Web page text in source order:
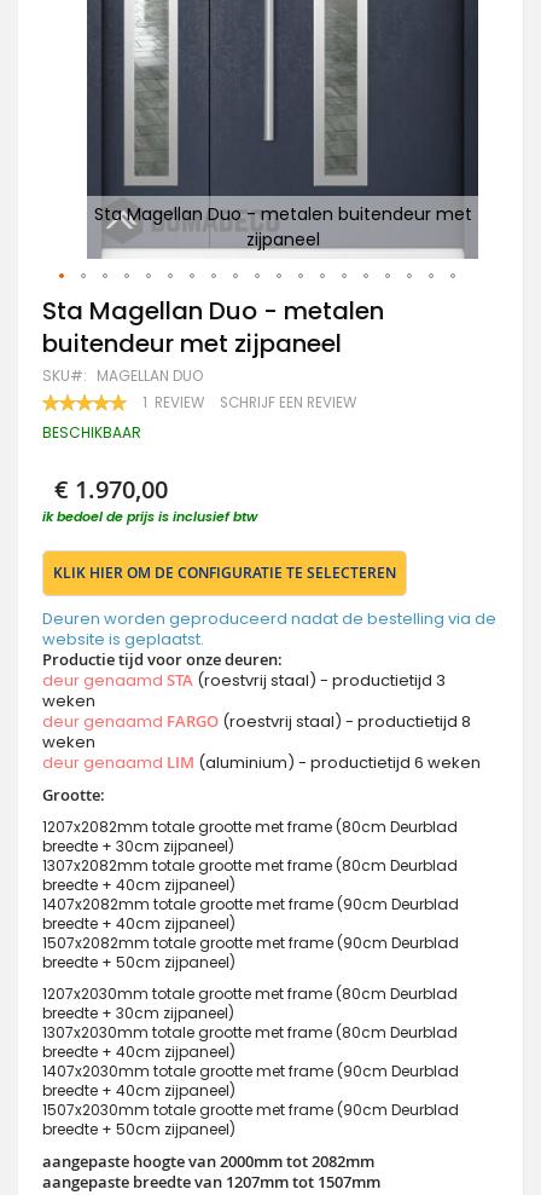
Sta Magellan Duo - metalen buitendeur met
zijpaneel
Ga
naar
het
begin
van
de
afbeeldingen-
Sta Magellan Duo - metalen
buitendeur met zijpaneel
SKU MAGELLAN DUO
WAARDERING:1 REVIEW SCHRIJF EEN REVIEW
BESCHIKBAAR
€ 1.970,00
ik bedoel de prijs is inclusief btw
KLIK HIER OM DE CONFIGURATIE TE SELECTEREN
Deuren worden geproduceerd nadat de bestelling via de
website is geplaatst.
Productie tijd voor onze deuren:
deur genaamd STA (roestvrij staal) - productietijd 3
weken
deur genaamd FARGO (roestvrij staal) - productietijd 8
weken
deur genaamd LIM (aluminium) - productietijd 6 weken
Grootte:
1207x2082mm totale grootte met frame (80cm Deurblad
breedte + 30cm zijpaneel)
1307x2082mm totale grootte met frame (80cm Deurblad
breedte + 40cm zijpaneel)
1407x2082mm totale grootte met frame (90cm Deurblad
breedte + 40cm zijpaneel)
1507x2082mm totale grootte met frame (90cm Deurblad
breedte + 50cm zijpaneel)
1207x2030mm totale grootte met frame (80cm Deurblad
breedte + 30cm zijpaneel)
1307x2030mm totale grootte met frame (80cm Deurblad
breedte + 40cm zijpaneel)
1407x2030mm totale grootte met frame (90cm Deurblad
breedte + 40cm zijpaneel)
1507x2030mm totale grootte met frame (90cm Deurblad
breedte + 50cm zijpaneel)
aangepaste hoogte van 2000mm tot 2082mm
aangepaste breedte van 1207mm tot 1507mm